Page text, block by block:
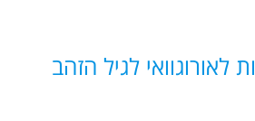
לאורוגוואי לגיל הזהב